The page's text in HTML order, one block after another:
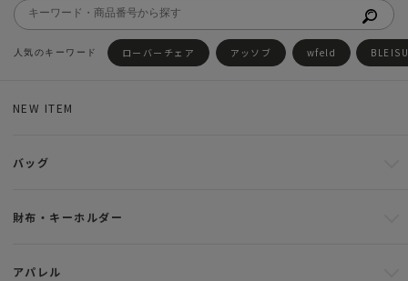
ローバーチェア アッソブ wfeld
NEW ITEM
バッグ
財布・キーホルダー
アパレル